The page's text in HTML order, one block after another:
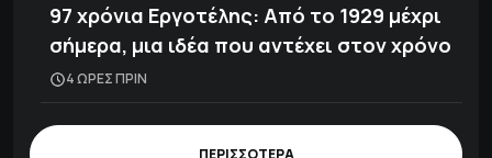
97 χρόνια Εργοτέλης: Από το 1929 μέχρι
σήμερα, μια ιδέα που αντέχει στον χρόνο
4 ΩΡΕΣ ΠΡΙΝ